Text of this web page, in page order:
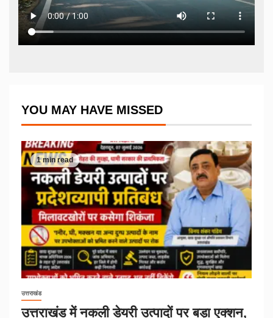
YOU MAY HAVE MISSED
1 min read
उत्तराखंड
उत्तराखंड में नकली डेयरी उत्पादों पर बड़ा एक्शन,